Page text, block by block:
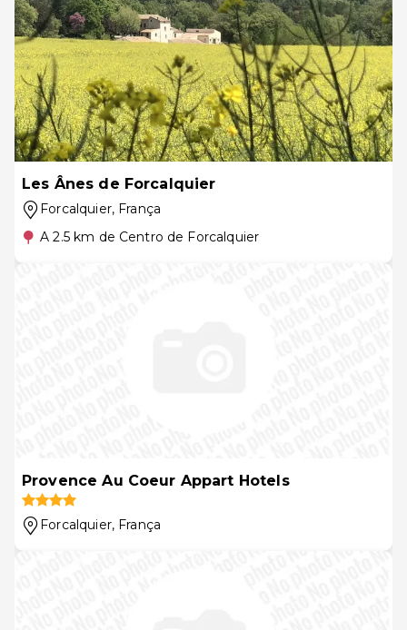
Les Ânes de Forcalquier
Forcalquier, França
A 2.5 km de Centro de Forcalquier
Provence Au Coeur Appart Hotels
Forcalquier, França